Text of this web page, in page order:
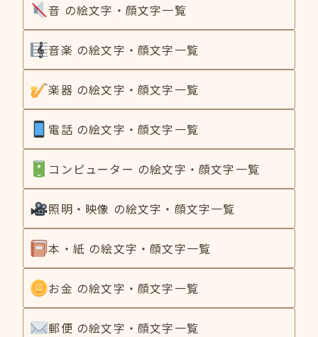
音 の絵文字・顔文字一覧
音楽 の絵文字・顔文字一覧
楽器 の絵文字・顔文字一覧
電話 の絵文字・顔文字一覧
コンピューター の絵文字・顔文字一覧
照明・映像 の絵文字・顔文字一覧
本・紙 の絵文字・顔文字一覧
お金 の絵文字・顔文字一覧
郵便 の絵文字・顔文字一覧